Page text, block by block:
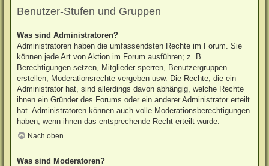
Benutzer-Stufen und Gruppen
Was sind Administratoren?
Administratoren haben die umfassendsten Rechte im Forum. Sie
können jede Art von Aktion im Forum ausführen; z. B.
Berechtigungen setzen, Mitglieder sperren, Benutzergruppen
erstellen, Moderationsrechte vergeben usw. Die Rechte, die ein
Administrator hat, sind allerdings davon abhängig, welche Rechte
ihnen ein Gründer des Forums oder ein anderer Administrator erteilt
hat. Administratoren können auch volle Moderationsberechtigungen
haben, wenn ihnen das entsprechende Recht erteilt wurde.
Nach oben
Was sind Moderatoren?